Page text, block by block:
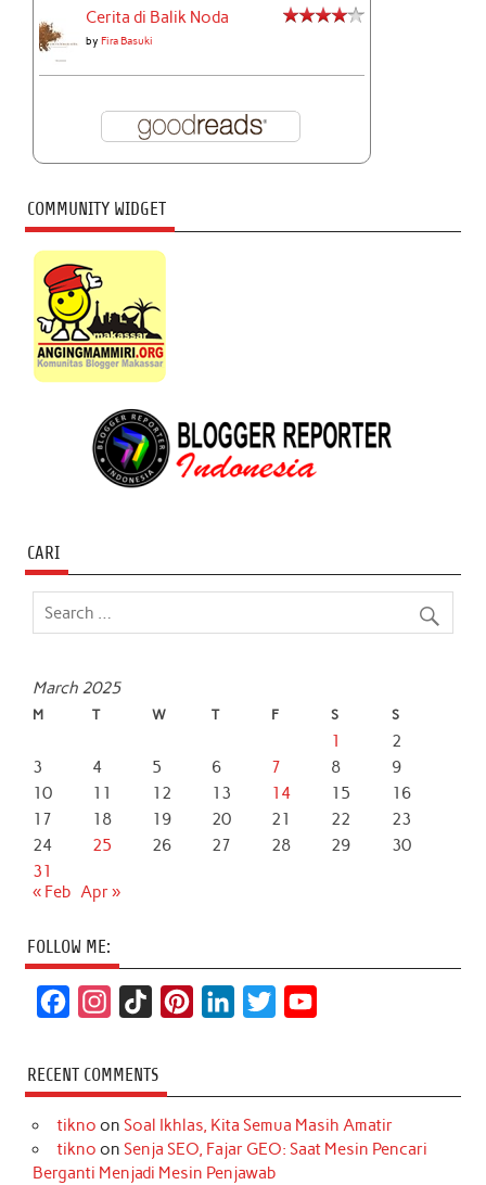
Cerita di Balik Noda
byFira Basuki
COMMUNITY WIDGET
CARI
March 2025
M T W T F S S
1
2
3
4 5 6 7 8
9
10
11 12 13 14 15
16
17
18 19 20 21 22
23
24
25 26 27 28 29
30
31
« Feb Apr »
FOLLOW ME:
c
e
b
s
t
a
k
T
o
k
t
e
k
e
d
t
t
T
u
RECENT COMMENTS
tikno on Soal Ikhlas, Kita Semua Masih Amatir
tikno on Senja SEO, Fajar GEO: Saat Mesin Pencari
Berganti Menjadi Mesin Penjawab